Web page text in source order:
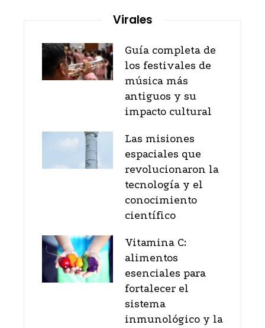
Virales
Guía completa de
los festivales de
música más
antiguos y su
impacto cultural
Las misiones
espaciales que
revolucionaron la
tecnología y el
conocimiento
científico
Vitamina C:
alimentos
esenciales para
fortalecer el
sistema
inmunológico y la